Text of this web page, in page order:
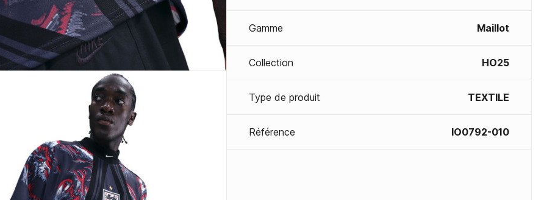
Gamme Maillot
Collection HO25
Type de produit TEXTILE
Référence IO0792-010